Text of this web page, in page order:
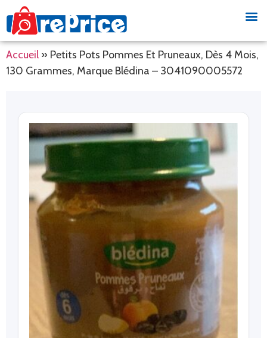
Accueil » Petits Pots Pommes Et Pruneaux, Dès 4 Mois,
130 Grammes, Marque Blédina – 3041090005572